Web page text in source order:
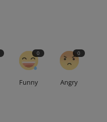
0
Funny
0
Angry